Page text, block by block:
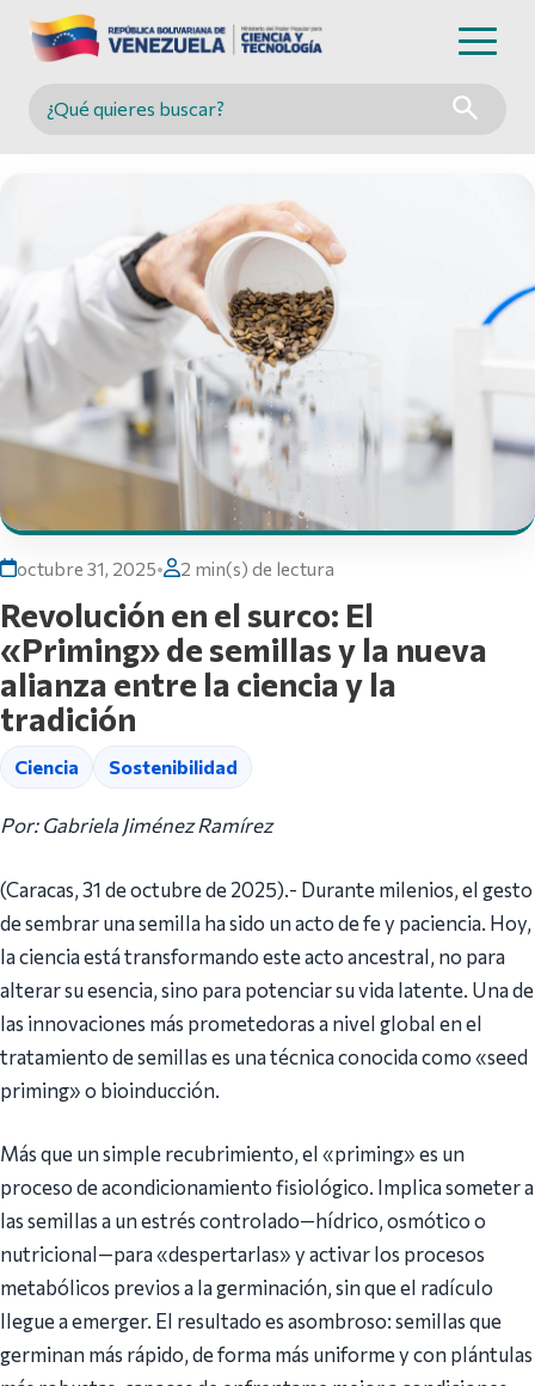
Buscar en MINCYT
octubre 31, 2025• 2 min(s) de lectura
Revolución en el surco: El
«Priming» de semillas y la nueva
alianza entre la ciencia y la
tradición
Ciencia Sostenibilidad
Por: Gabriela Jiménez Ramírez
(Caracas, 31 de octubre de 2025).- Durante milenios, el gesto
de sembrar una semilla ha sido un acto de fe y paciencia. Hoy,
la ciencia está transformando este acto ancestral, no para
alterar su esencia, sino para potenciar su vida latente. Una de
las innovaciones más prometedoras a nivel global en el
tratamiento de semillas es una técnica conocida como «seed
priming» o bioinducción.
Más que un simple recubrimiento, el «priming» es un
proceso de acondicionamiento fisiológico. Implica someter a
las semillas a un estrés controlado—hídrico, osmótico o
nutricional—para «despertarlas» y activar los procesos
metabólicos previos a la germinación, sin que el radículo
llegue a emerger. El resultado es asombroso: semillas que
germinan más rápido, de forma más uniforme y con plántulas